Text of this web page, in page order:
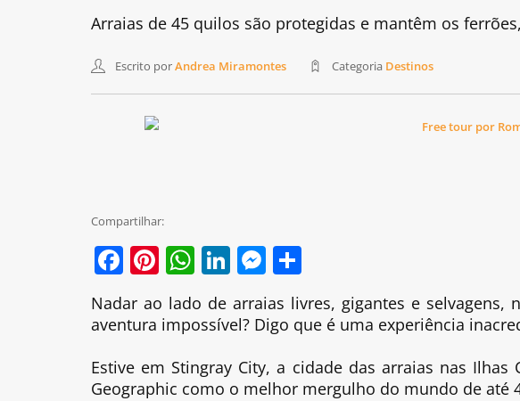
Arraias de 45 quilos são protegidas e mantêm os
Escrito porAndrea Miramontes Categoria Destinos
Compartilhar:
Facebook
Pinterest
WhatsApp
LinkedIn
Messenger
Nadar ao lado de arraias livres, gigantes e
aventura impossível? Digo que é uma experiência
Estive em Stingray City, a cidade das arraias nas
Geographic como o melhor mergulho do mundo de até